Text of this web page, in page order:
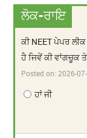
ਲੋਕ-ਰਾਇ
ਕੀ NEET ਪੇਪਰ
ਹੈ ਜਿਵੇਂ ਕੀ ਵਾਂਗਚੂਕ
Posted on:2026-
ਹਾਂ ਜੀ